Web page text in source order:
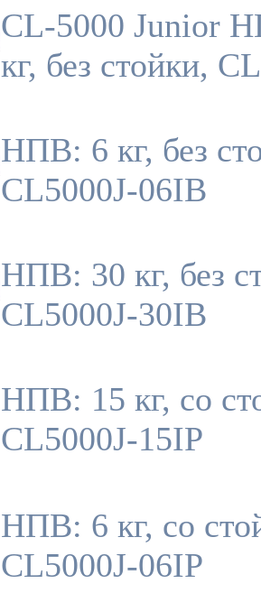
CL-5000 Junior
кг, без стойки,
НПВ: 6 кг, без
CL5000J-06IB
НПВ: 30 кг, без
CL5000J-30IB
НПВ: 15 кг, со
CL5000J-15IP
НПВ: 6 кг, со
CL5000J-06IP